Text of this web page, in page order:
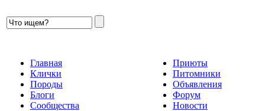
Главная
Клички
Породы
Блоги
Сообщества
Приюты
Питомники
Объявления
Форум
Новости